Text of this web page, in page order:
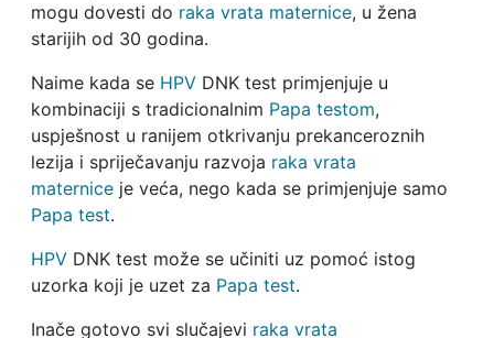
mogu dovesti do raka vrata maternice, u žena
starijih od 30 godina.
Naime kada se HPVDNK test primjenjuje u
kombinaciji s tradicionalnim Papa testom,
uspješnost u ranijem otkrivanju prekanceroznih
lezija i spriječavanju razvoja raka vrata
materniceje veća, nego kada se primjenjuje samo
Papa test.
HPVDNK test može se učiniti uz pomoć istog
uzorka koji je uzet za Papa test.
Inače gotovo svi slučajevi raka vrata